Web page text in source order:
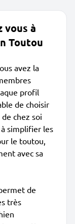
vous à
Toutou
avez la
profil
de choisir
chez soi
simplifier les
le toutou,
avec sa
de
très